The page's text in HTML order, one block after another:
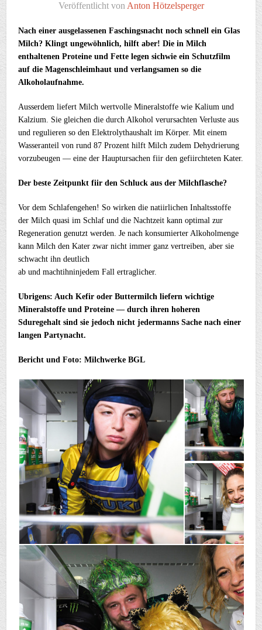
Veröffentlicht von Anton Hötzelsperger
Nach einer ausgelassenen Faschingsnacht noch schnell ein Glas
Milch? Klingt ungewöhnlich, hilft aber! Die in Milch
enthaltenen Proteine und Fette legen sichwie ein Schutzfilm
auf die Magenschleimhaut und verlangsamen so die
Alkoholaufnahme.
Ausserdem liefert Milch wertvolle Mineralstoffe wie Kalium und
Kalzium. Sie gleichen die durch Alkohol verursachten Verluste aus
und regulieren so den Elektrolythaushalt im Körper. Mit einem
Wasseranteil von rund 87 Prozent hilft Milch zudem Dehydrierung
vorzubeugen — eine der Hauptursachen fiir den gefiirchteten Kater.
Der beste Zeitpunkt fiir den Schluck aus der Milchflasche?
Vor dem Schlafengehen! So wirken die natiirlichen Inhaltsstoffe
der Milch quasi im Schlaf und die Nachtzeit kann optimal zur
Regeneration genutzt werden. Je nach konsumierter Alkoholmenge
kann Milch den Kater zwar nicht immer ganz vertreiben, aber sie
schwacht ihn deutlich
ab und machtihninjedem Fall ertraglicher.
Ubrigens: Auch Kefir oder Buttermilch liefern wichtige
Mineralstoffe und Proteine — durch ihren hoheren
Sduregehalt sind sie jedoch nicht jedermanns Sache nach einer
langen Partynacht.
Bericht und Foto: Milchwerke BGL